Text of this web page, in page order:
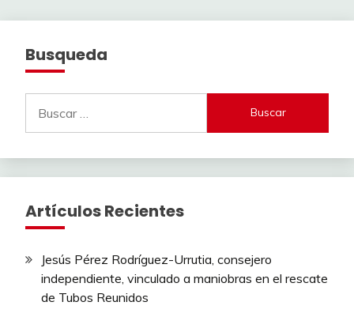
Busqueda
Artículos Recientes
Jesús Pérez Rodríguez-Urrutia, consejero
independiente, vinculado a maniobras en el rescate
de Tubos Reunidos